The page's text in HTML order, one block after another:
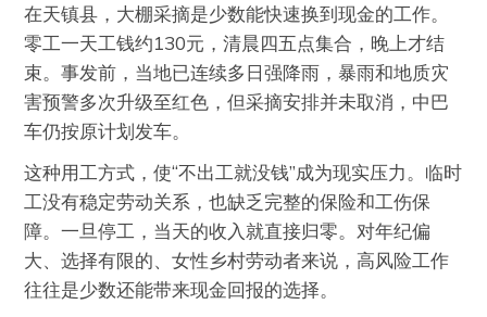
在天镇县，大棚采摘是少数能快速换到现金的工作。
零工一天工钱约130元，清晨四五点集合，晚上才结
束。事发前，当地已连续多日强降雨，暴雨和地质灾
害预警多次升级至红色，但采摘安排并未取消，中巴
车仍按原计划发车。
这种用工方式，使“不出工就没钱”成为现实压力。临时
工没有稳定劳动关系，也缺乏完整的保险和工伤保
障。一旦停工，当天的收入就直接归零。对年纪偏
大、选择有限的、女性乡村劳动者来说，高风险工作
往往是少数还能带来现金回报的选择。